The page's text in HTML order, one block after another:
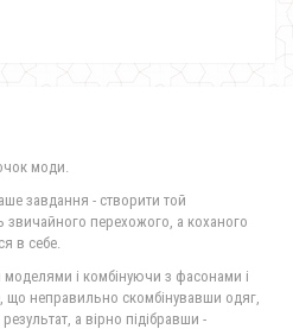
футболка з принтом
моди.
завдання - створити той
перехожого, а коханого
в себе.
і комбінуючи з фасонами і
неправильно скомбінувавши одяг,
а вірно підібравши -